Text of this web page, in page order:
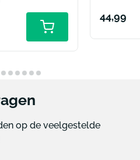
Toevoegen
aan
winkelwagen
44,99
op de veelgestelde